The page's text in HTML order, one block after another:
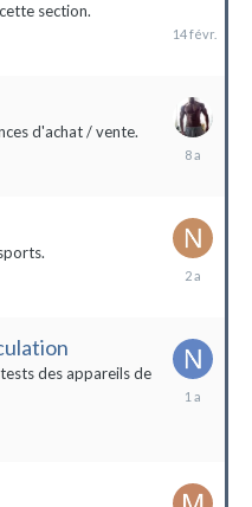
section.
d'achat / vente.
18
des appareils de